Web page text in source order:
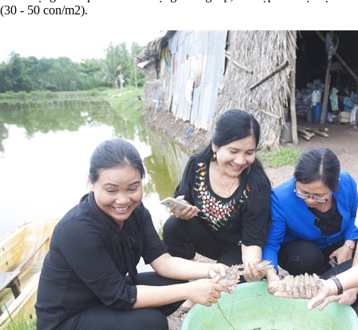
(30 - 50 con/m2).